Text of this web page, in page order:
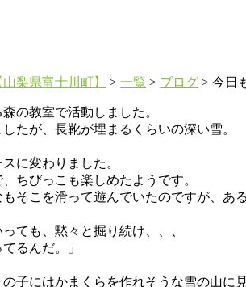
梨県富士川町】 > 一覧 > ブログ > 今日
の教室で活動しました。
たが、長靴が埋まるくらいの深い雪。
に変わりました。
ちびっこも楽しめたようです。
そこを滑って遊んでいたのですが、
ても、黙々と掘り続け、、、
るんだ。」
子にはかまくらを作れそうな雪の山に見